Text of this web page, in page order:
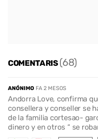
COMENTARIS(68)
ANÓNIMO FA 2 MESOS
Andorra Love, confirma
consellera y conseller se
de la familia cortesao-
dinero y en otros “ se